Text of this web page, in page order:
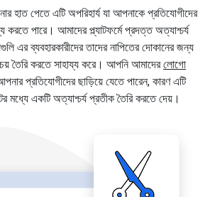
হাত পেতে এটি অপরিহার্য যা আপনাকে প্রতিযোগীদের
করতে পারে। আমাদের প্ল্যাটফর্মে প্রদত্ত অত্যাশ্চর্য
এর ব্যবহারকারীদের তাদের নাপিতের দোকানের জন্য
তৈরি করতে সাহায্য করে। আপনি আমাদেরলোগো
প্রতিযোগীদের ছাড়িয়ে যেতে পারেন, কারণ এটি
মধ্যে একটি অত্যাশ্চর্য প্রতীক তৈরি করতে দেয়।